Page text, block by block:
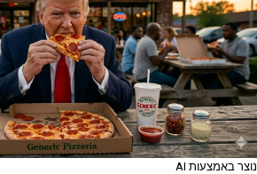
נוצר באמצעות AI